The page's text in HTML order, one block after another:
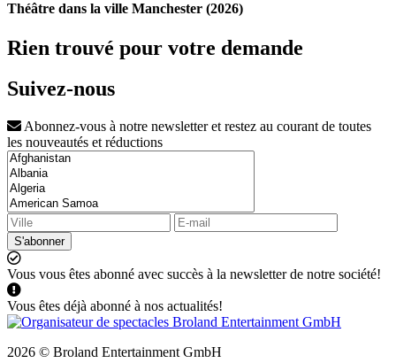
Théâtre dans la ville Manchester (2026)
Rien trouvé pour votre demande
Suivez-nous
Abonnez-vous à notre newsletter et restez au courant de toutes
les nouveautés et réductions
S'abonner
Vous vous êtes abonné avec succès à la newsletter de notre société!
Vous êtes déjà abonné à nos actualités!
2026 © Broland Entertainment GmbH